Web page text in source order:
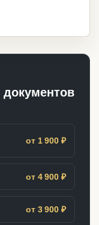
документов
от 1 900 ₽
от 4 900 ₽
от 3 900 ₽